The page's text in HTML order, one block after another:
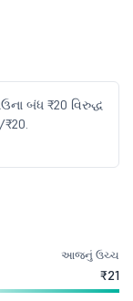
બંધ ₹20 વિરુદ્ધ
આજનું ઉચ્ચ
₹21